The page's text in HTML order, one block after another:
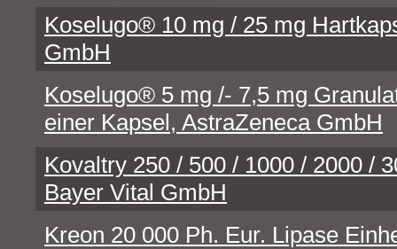
Koselugo® 10 mg / 25 mg
GmbH
Koselugo® 5 mg /- 7,5 mg
einer Kapsel, AstraZeneca GmbH
Kovaltry 250 / 500 / 1000 / 2000 /
Bayer Vital GmbH
Kreon 20 000 Ph. Eur. Lipase